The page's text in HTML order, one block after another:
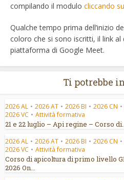
compilando il modulo cliccando
Qualche tempo prima dell’inizio
coloro che si sono iscritti, il link al
piattaforma di Google Meet.
Ti potrebbe
2026 AL • 2026 AT • 2026 BI • 2026 CN •
2026 VC • Attività formativa
21 e 22 luglio – Api regine – Corso
2026 AL • 2026 AT • 2026 BI • 2026 CN •
2026 VC • Attività formativa
Corso di apicoltura di primo livello
2026 On...